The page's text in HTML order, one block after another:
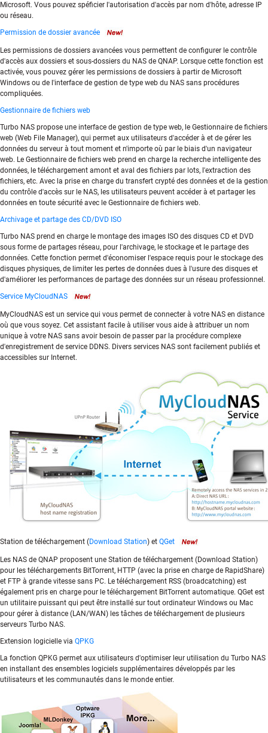
Microsoft. Vous pouvez spéficier l'autorisation d'accès par nom d'hôte, adresse IP
ou réseau.
Permission de dossier avancée
Les permissions de dossiers avancées vous permettent de configurer le contrôle
d'accès aux dossiers et sous-dossiers du NAS de QNAP. Lorsque cette fonction est
activée, vous pouvez gérer les permissions de dossiers à partir de Microsoft
Windows ou de l'interface de gestion de type web du NAS sans procédures
compliquées.
Gestionnaire de fichiers web
Turbo NAS propose une interface de gestion de type web, le Gestionnaire de fichiers
web (Web File Manager), qui permet aux utilisateurs d'accéder à et de gérer les
données du serveur à tout moment et n'importe où par le biais d'un navigateur
web. Le Gestionnaire de fichiers web prend en charge la recherche intelligente des
données, le téléchargement amont et aval des fichiers par lots, l'extraction des
fichiers, etc. Avec la prise en charge du transfert crypté des données et de la gestion
du contrôle d'accès sur le NAS, les utilisateurs peuvent accéder à et partager les
données en toute sécurité avec le Gestionnaire de fichiers web.
Archivage et partage des CD/DVD ISO
Turbo NAS prend en charge le montage des images ISO des disques CD et DVD
sous forme de partages réseau, pour l'archivage, le stockage et le partage des
données. Cette fonction permet d'économiser l'espace requis pour le stockage des
disques physiques, de limiter les pertes de données dues à l'usure des disques et
d'améliorer les performances de partage des données sur un réseau professionnel.
Service MyCloudNAS
MyCloudNAS est un service qui vous permet de connecter à votre NAS en distance
où que vous soyez. Cet assistant facile à utiliser vous aide à attribuer un nom
unique à votre NAS sans avoir besoin de passer par la procédure complexe
d'enregistrement de service DDNS. Divers services NAS sont facilement publiés et
accessibles sur Internet.
Station de téléchargement (Download Station) et QGet
Les NAS de QNAP proposent une Station de téléchargement (Download Station)
pour les téléchargements BitTorrent, HTTP (avec la prise en charge de RapidShare)
et FTP à grande vitesse sans PC. Le téléchargement RSS (broadcatching) est
également pris en charge pour le téléchargement BitTorrent automatique. QGet est
un utilitaire puissant qui peut être installé sur tout ordinateur Windows ou Mac
pour gérer à distance (LAN/WAN) les tâches de téléchargement de plusieurs
serveurs Turbo NAS.
Extension logicielle via QPKG
La fonction QPKG permet aux utilisateurs d'optimiser leur utilisation du Turbo NAS
en installant des ensembles logiciels supplémentaires développés par les
utilisateurs et les communautés dans le monde entier.